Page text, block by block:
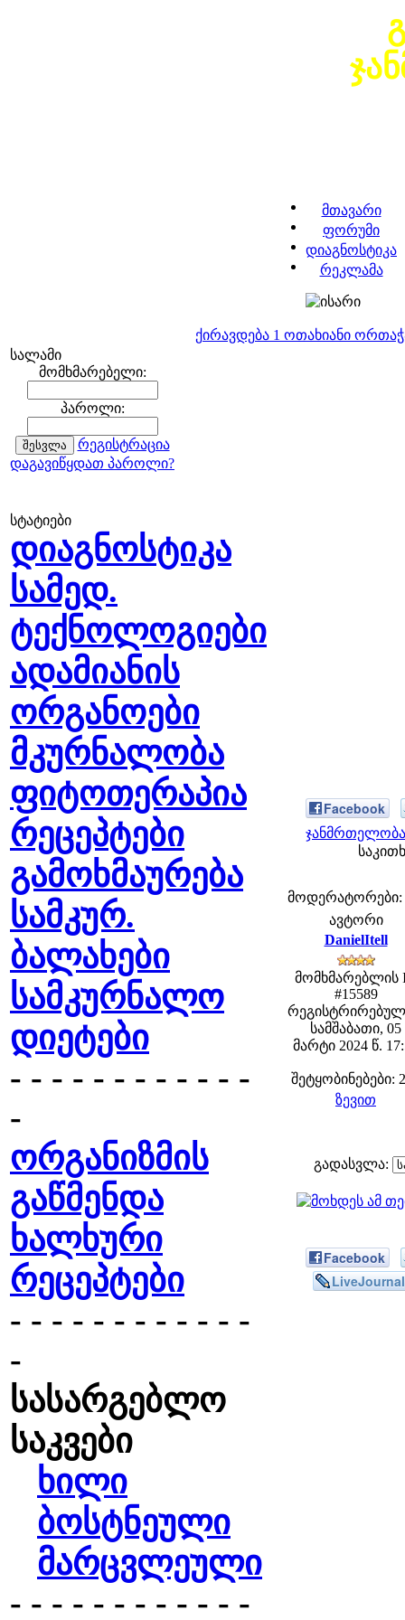
მთავარი
ფორუმი
დიაგნოსტიკა
რეკლამა
ქირავდება 1 ოთახიანი
სალამი
მომხმარებელი:
პაროლი:
რეგისტრაცია
დაგავიწყდათ პაროლი?
სტატიები
დიაგნოსტიკა
სამედ.
ტექნოლოგიები
ადამიანის
ორგანოები
მკურნალობა
ფიტოთერაპია
რეცეპტები
გამოხმაურება
სამკურ.
ბალახები
სამკურნალო
დიეტები
- - - - - - - - - - - -
-
ორგანიზმის
გაწმენდა
ხალხური
რეცეპტები
- - - - - - - - - - - -
-
სასარგებლო
საკვები
ხილი
ბოსტნეული
მარცვლეული
- - - - - - - - - - - -
Facebook
მოდერატორები:
ავტორი
DanielItell
მომხმარებლის
#15589
სამშაბათი, 05
მარტი 2024 წ.
შეტყობინებები:
ზევით
გადასვლა:
Facebook
LiveJournal